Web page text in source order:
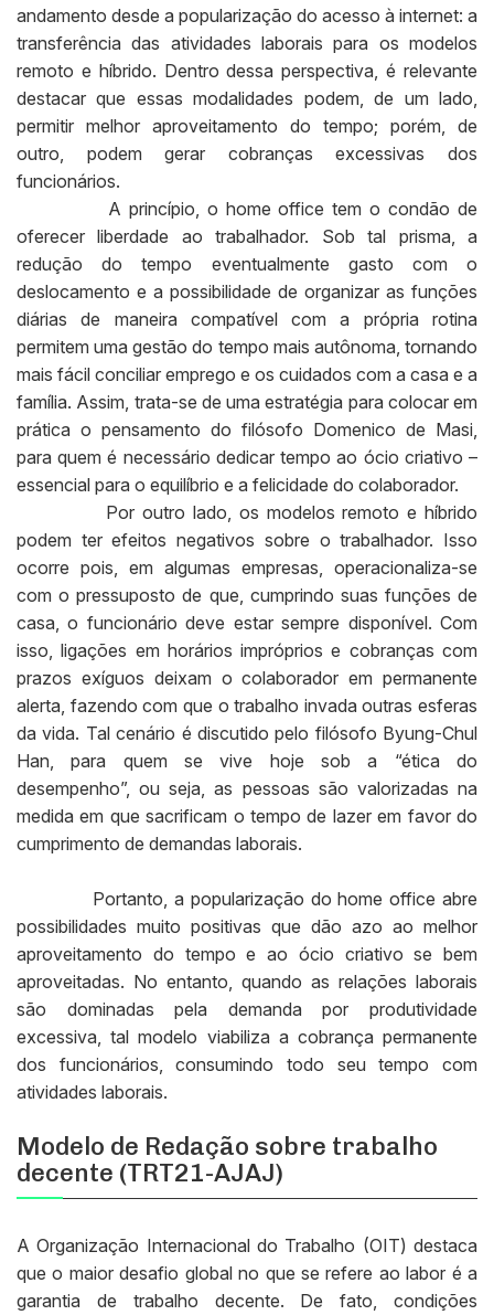
andamento desde a popularização do acesso à internet: a
transferência das atividades laborais para os modelos
remoto e híbrido. Dentro dessa perspectiva, é relevante
destacar que essas modalidades podem, de um lado,
permitir melhor aproveitamento do tempo; porém, de
outro, podem gerar cobranças excessivas dos
funcionários.
A princípio, o home office tem o condão de
oferecer liberdade ao trabalhador. Sob tal prisma, a
redução do tempo eventualmente gasto com o
deslocamento e a possibilidade de organizar as funções
diárias de maneira compatível com a própria rotina
permitem uma gestão do tempo mais autônoma, tornando
mais fácil conciliar emprego e os cuidados com a casa e a
família. Assim, trata-se de uma estratégia para colocar em
prática o pensamento do filósofo Domenico de Masi,
para quem é necessário dedicar tempo ao ócio criativo –
essencial para o equilíbrio e a felicidade do colaborador.
Por outro lado, os modelos remoto e híbrido
podem ter efeitos negativos sobre o trabalhador. Isso
ocorre pois, em algumas empresas, operacionaliza-se
com o pressuposto de que, cumprindo suas funções de
casa, o funcionário deve estar sempre disponível. Com
isso, ligações em horários impróprios e cobranças com
prazos exíguos deixam o colaborador em permanente
alerta, fazendo com que o trabalho invada outras esferas
da vida. Tal cenário é discutido pelo filósofo Byung-Chul
Han, para quem se vive hoje sob a “ética do
desempenho”, ou seja, as pessoas são valorizadas na
medida em que sacrificam o tempo de lazer em favor do
cumprimento de demandas laborais.
Portanto, a popularização do home office abre
possibilidades muito positivas que dão azo ao melhor
aproveitamento do tempo e ao ócio criativo se bem
aproveitadas. No entanto, quando as relações laborais
são dominadas pela demanda por produtividade
excessiva, tal modelo viabiliza a cobrança permanente
dos funcionários, consumindo todo seu tempo com
atividades laborais.
Modelo de Redação sobre trabalho
decente (TRT21-AJAJ)
A Organização Internacional do Trabalho (OIT) destaca
que o maior desafio global no que se refere ao labor é a
garantia de trabalho decente. De fato, condições